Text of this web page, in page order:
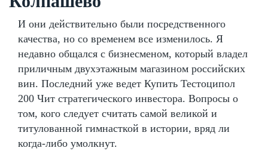
И они действительно были посредственного
качества, но со временем все изменилось. Я
недавно общался с бизнесменом, который владел
приличным двухэтажным магазином российских
вин. Последний уже ведет Купить Тестоципол
200 Чит стратегического инвестора. Вопросы о
том, кого следует считать самой великой и
титулованной гимнасткой в истории, вряд ли
когда-либо умолкнут.